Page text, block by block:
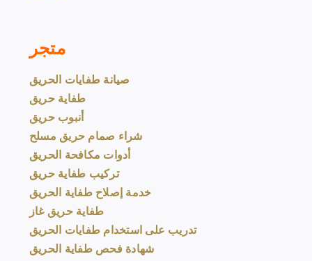
متجر
صيانة طفايات الحريق
طفاية حريق
أنبوب حريق
شراء صمام حريق مسلح
أدوات مكافحة الحريق
تركيب طفاية حريق
خدمة إصلاح طفاية الحريق
طفاية حريق غاز
تدريب على استخدام طفايات الحريق
شهادة فحص طفاية الحريق